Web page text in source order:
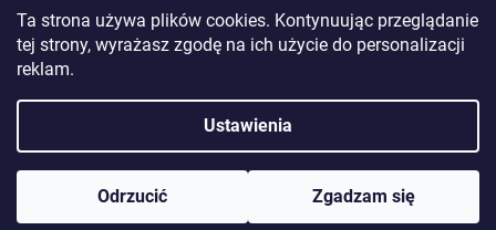
Ta strona używa plików cookies. Kontynuując przeglądanie
tej strony, wyrażasz zgodę na ich użycie do personalizacji
reklam.
Ustawienia
Odrzucić Zgadzam się
Copyright 2026www.PUELLAzapachy.pl. Wszystkie prawa